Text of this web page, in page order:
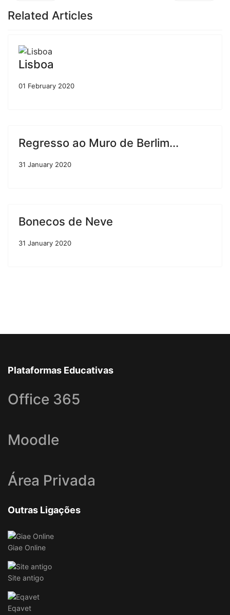
Related Articles
Lisboa
01 February 2020
Regresso ao Muro de Berlim...
31 January 2020
Bonecos de Neve
31 January 2020
Plataformas Educativas
Office 365
Moodle
Área Privada
Outras Ligações
Giae Online
Site antigo
Eqavet